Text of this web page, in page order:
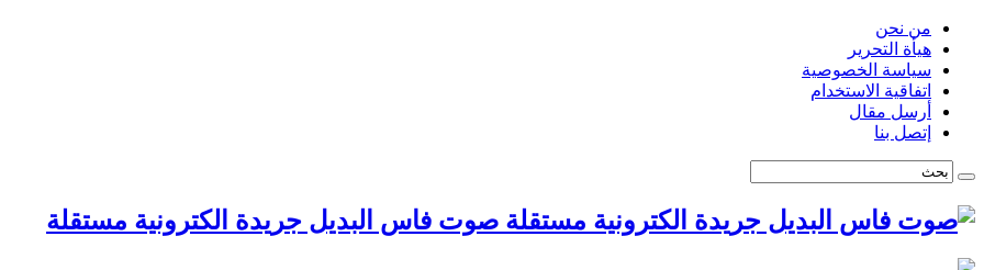
من نحن
هيأة التحرير
سياسة الخصوصية
اتفاقية الاستخدام
أرسل مقال
إتصل بنا
صوت فاس البديل جريدة الكترونية مستقلة